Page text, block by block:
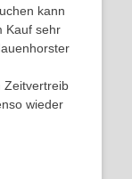
kann
Kauf sehr
Zeitvertreib
wieder